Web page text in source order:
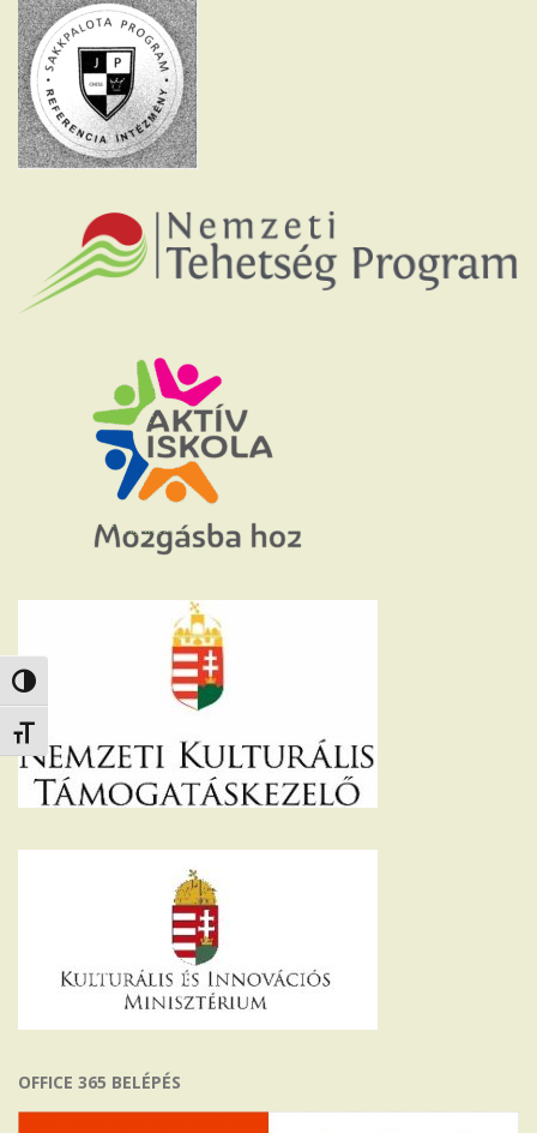
Nagy kontraszt váltása
Betűméret váltása
OFFICE 365 BELÉPÉS